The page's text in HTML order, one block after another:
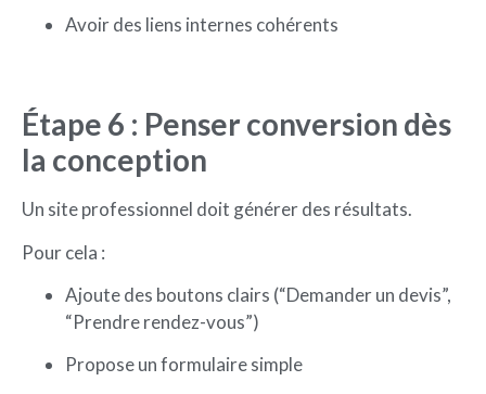
Avoir des liens internes cohérents
Étape 6 : Penser conversion dès
la conception
Un site professionnel doit générer des résultats.
Pour cela :
Ajoute des boutons clairs (“Demander un devis”,
“Prendre rendez-vous”)
Propose un formulaire simple